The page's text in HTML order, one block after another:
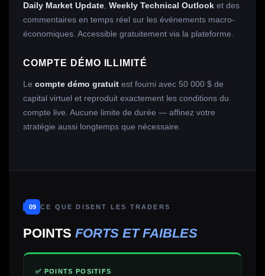
Daily Market Update Weekly Technical Outlook et des
commentaires en temps réel sur les événements macro-
économiques. Accessible gratuitement via la plateforme.
COMPTE DÉMO ILLIMITÉ
Le compte démo gratuit est fourni avec 50 000 $ de
capital virtuel et reproduit exactement les conditions du
compte live. Aucune limite de durée — affinez votre
stratégie aussi longtemps que nécessaire.
09 CE QUE DISENT LES TRADERS
POINTS FORTS ET FAIBLES
✅ POINTS POSITIFS